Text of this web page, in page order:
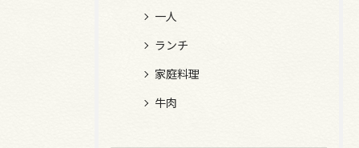
一人
ランチ
家庭料理
牛肉